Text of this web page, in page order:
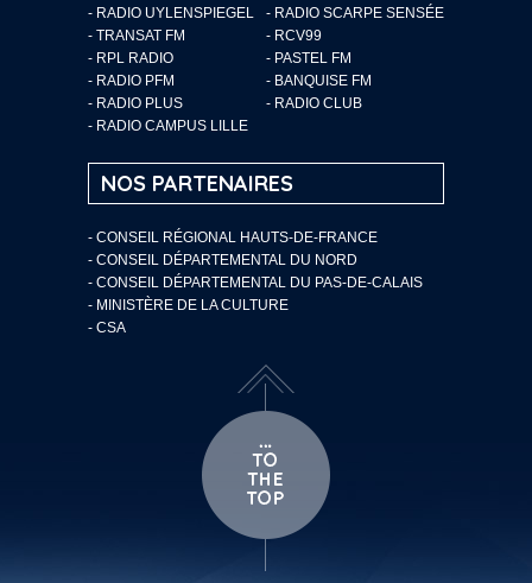
- RADIO UYLENSPIEGEL
- RADIO SCARPE SENSÉE
- TRANSAT FM
- RCV99
- RPL RADIO
- PASTEL FM
- RADIO PFM
- BANQUISE FM
- RADIO PLUS
- RADIO CLUB
- RADIO CAMPUS LILLE
NOS PARTENAIRES
- CONSEIL RÉGIONAL HAUTS-DE-FRANCE
- CONSEIL DÉPARTEMENTAL DU NORD
- CONSEIL DÉPARTEMENTAL DU PAS-DE-CALAIS
- MINISTÈRE DE LA CULTURE
- CSA